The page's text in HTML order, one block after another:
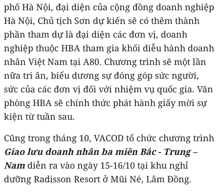
phố Hà Nội, đại diện của cộng đồng doanh nghiệp
Hà Nội, Chủ tịch Sơn dự kiến sẽ có thêm thành
phần tham dự là đại diện các đơn vị, doanh
nghiệp thuộc HBA tham gia khối diễu hành doanh
nhân Việt Nam tại A80. Chương trình sẽ một lần
nữa tri ân, biểu dương sự đóng góp sức người,
sức của các đơn vị đối với nhiệm vụ quốc gia. Văn
phòng HBA sẽ chính thức phát hành giấy mời sự
kiện từ tuần sau.
Cũng trong tháng 10, VACOD tổ chức chương trình
Giao lưu doanh nhân ba miền Bắc - Trung –
Nam diễn ra vào ngày 15-16/10 tại khu nghỉ
dưỡng Radisson Resort ở Mũi Né, Lâm Đồng.